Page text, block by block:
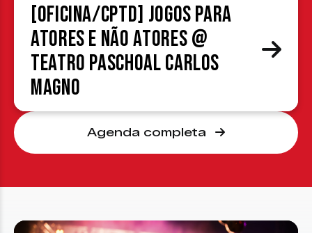
[OFICINA/CPTD] Jogos para
atores e não atores @
Teatro Paschoal Carlos
Magno
Agenda completa